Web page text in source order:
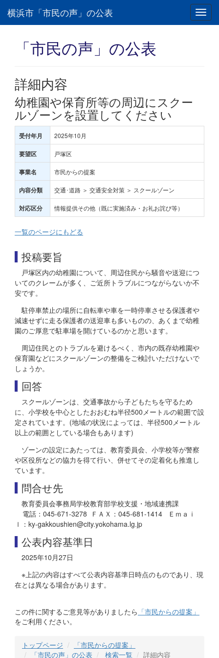
横浜市「市民の声」の公表
「市民の声」の公表
詳細内容
幼稚園や保育所等の周辺にスクー
ルゾーンを設置してください
受付年月 2025年10月
要望区 戸塚区
事業名 市民からの提案
内容分類 交通･道路 ＞ 交通安全対策 ＞ スクールゾーン
対応区分 情報提供その他（既に実施済み・お礼お詫び等）
一覧のページにもどる
投稿要旨
戸塚区内の幼稚園について、周辺住民から騒音や送迎につ
いてのクレームが多く、ご近所トラブルにつながらないか不
安です。
駐停車禁止の場所に自転車や車を一時停車させる保護者や
減速せずに走る保護者の送迎車も多いものの、あくまで幼稚
園のご厚意で駐車場を開けているのかと思います。
周辺住民とのトラブルを避けるべく、市内の既存幼稚園や
保育園などにスクールゾーンの整備をご検討いただけないで
しょうか。
回答
スクールゾーンは、交通事故から子どもたちを守るため
に、小学校を中心としたおおむね半径500メートルの範囲で設
定されています。(地域の状況によっては、半径500メートル
以上の範囲としている場合もあります)
ゾーンの設定にあたっては、教育委員会、小学校等が警察
や区役所などの協力を得て行い、併せてその定着化も推進し
ています。
問合せ先
教育委員会事務局学校教育部学校支援・地域連携課
電話：045-671-3278 ＦＡＸ：045-681-1414 Ｅｍａｉ
ｌ：ky-gakkoushien@city.yokohama.lg.jp
公表内容基準日
2025年10月27日
※上記の内容はすべて公表内容基準日時点のものであり、現
在とは異なる場合があります。
この件に関するご意見等がありましたら 「市民からの提案」
をご利用ください。
トップページ
「市民からの提案」
「市民の声」の公表
検索一覧 詳細内容